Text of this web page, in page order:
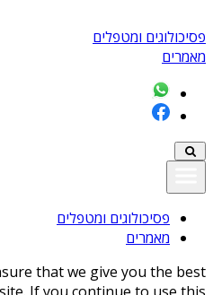
פסיכולוגים ומטפלים
מאמרים
פסיכולוגים ומטפלים
מאמרים
that we give you the best